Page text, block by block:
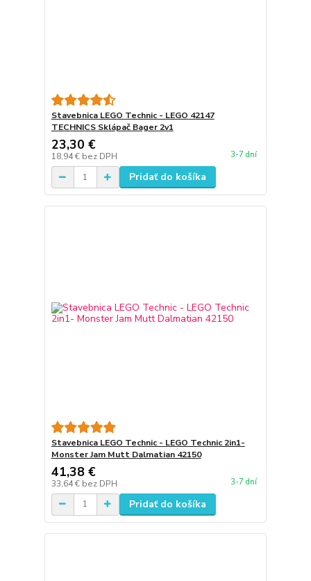
Stavebnica LEGO Technic - LEGO 42147
TECHNICS Sklápač Bager 2v1
23,30 €
18,94 € bez DPH 3-7 dní
Pridať do košíka
Stavebnica LEGO Technic - LEGO Technic 2in1-
Monster Jam Mutt Dalmatian 42150
41,38 €
33,64 € bez DPH 3-7 dní
Pridať do košíka